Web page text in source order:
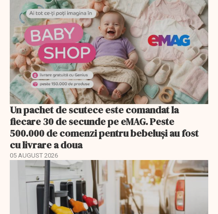
Un pachet de scutece este comandat la
fiecare 30 de secunde pe eMAG. Peste
500.000 de comenzi pentru bebeluși au fost
cu livrare a doua
05 AUGUST 2026